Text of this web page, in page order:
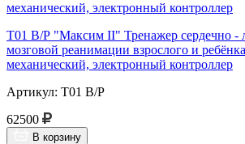
Т01 В/Р "Максим II" Тренажер сердечно -
мозговой реанимации взрослого и
механический, электронный контроллер
Артикул: Т01 В/Р
62500
В корзину